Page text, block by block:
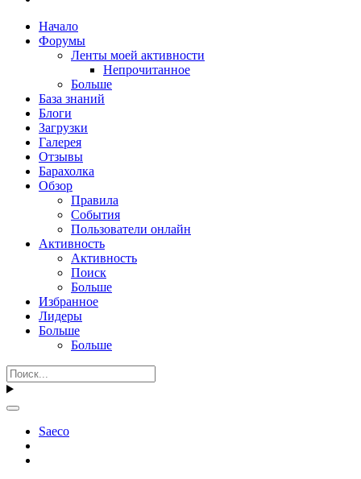
Начало
Форумы
Ленты моей активности
Непрочитанное
Больше
База знаний
Блоги
Загрузки
Галерея
Отзывы
Барахолка
Обзор
Правила
События
Пользователи онлайн
Активность
Активность
Поиск
Больше
Избранное
Лидеры
Больше
Больше
Saeco